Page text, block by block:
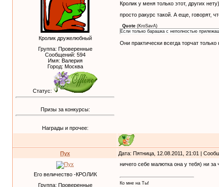
Кролик дружелюбный
Группа: Проверенные
Сообщений: 594
Имя: Валерия
Город: Москва
Статус:
Призы за конкурсы:
Награды и прочее:
Кролик у меня только этот, других
просто ракурс такой. А еще, говорят,
Quote (KroSavA)
Если только барашка с неполностью
Они практически всегда торчат
Пух Дата: Пятница, 12.08.2011, 21:01 |
Его величество -КРОЛИК
Группа: Проверенные
ничего себе малютка она у тебя) ни
Ко мне на Ты!